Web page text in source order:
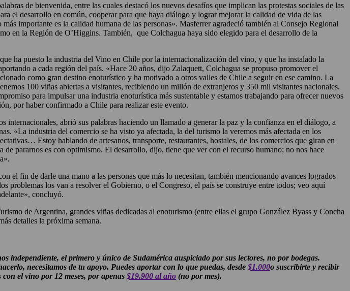
de bienvenida, entre las cuales destacó los nuevos desafíos que implican las protestas sociales de las
el desarrollo en común, cooperar para que haya diálogo y lograr mejorar la calidad de vida de las
importante es la calidad humana de las personas». Masferrer agradeció también al Consejo Regional
en la Región de O’Higgins. También, que Colchagua haya sido elegido para el desarrollo de la
ha puesto la industria del Vino en Chile por la internacionalización del vino, y que ha instalado la
a cada región del país. «Hace 20 años, dijo Zalaquett, Colchagua se propuso promover el
como gran destino enoturístico y ha motivado a otros valles de Chile a seguir en ese camino. La
100 viñas abiertas a visitantes, recibiendo un millón de extranjeros y 350 mil visitantes nacionales.
para impulsar una industria enoturística más sustentable y estamos trabajando para ofrecer nuevos
por haber confirmado a Chile para realizar este evento.
internacionales, abrió sus palabras haciendo un llamado a generar la paz y la confianza en el diálogo, a
«La industria del comercio se ha visto ya afectada, la del turismo la veremos más afectada en los
Estoy hablando de artesanos, transporte, restaurantes, hostales, de los comercios que giran en
pararnos es con optimismo. El desarrollo, dijo, tiene que ver con el recurso humano; no nos hace
el fin de darle una mano a las personas que más lo necesitan, también mencionando avances logrados
problemas los van a resolver el Gobierno, o el Congreso, el país se construye entre todos; veo aquí
concluyó.
de Argentina, grandes viñas dedicadas al enoturismo (entre ellas el grupo González Byass y Concha
detalles la próxima semana.
independiente, el primero y único de Sudamérica auspiciado por sus lectores, no por bodegas.
necesitamos de tu apoyo. Puedes aportar con lo que puedas, desde $1.000o suscribirte y recibir
el vino por 12 meses, por apenas $19.900 al año (no por mes).